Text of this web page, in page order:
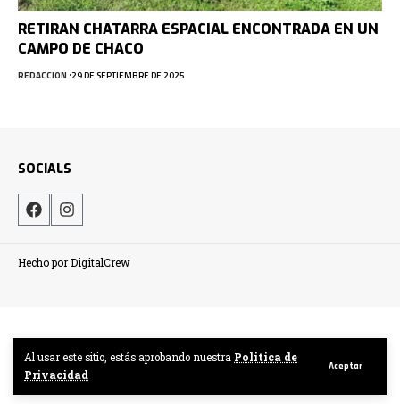
Al usar este sitio, estás aprobando nuestra Politica de
Privacidad
Aceptar
RETIRAN CHATARRA ESPACIAL ENCONTRADA EN UN
CAMPO DE CHACO
REDACCION 29 DE SEPTIEMBRE DE 2025
SOCIALS
Hecho por DigitalCrew